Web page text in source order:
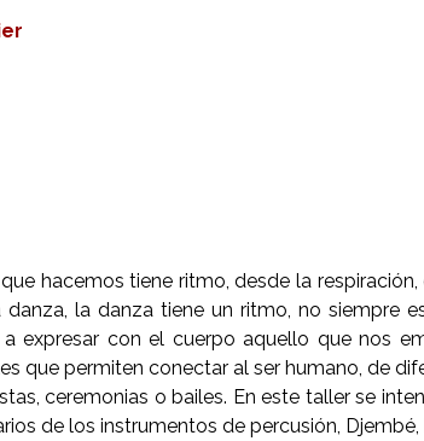
hacemos tiene ritmo, desde la
la danza tiene un ritmo, no siempre
expresar con el cuerpo aquello que nos
que permiten conectar al ser humano, de
ceremonias o bailes. En este taller se
de los instrumentos de percusión,